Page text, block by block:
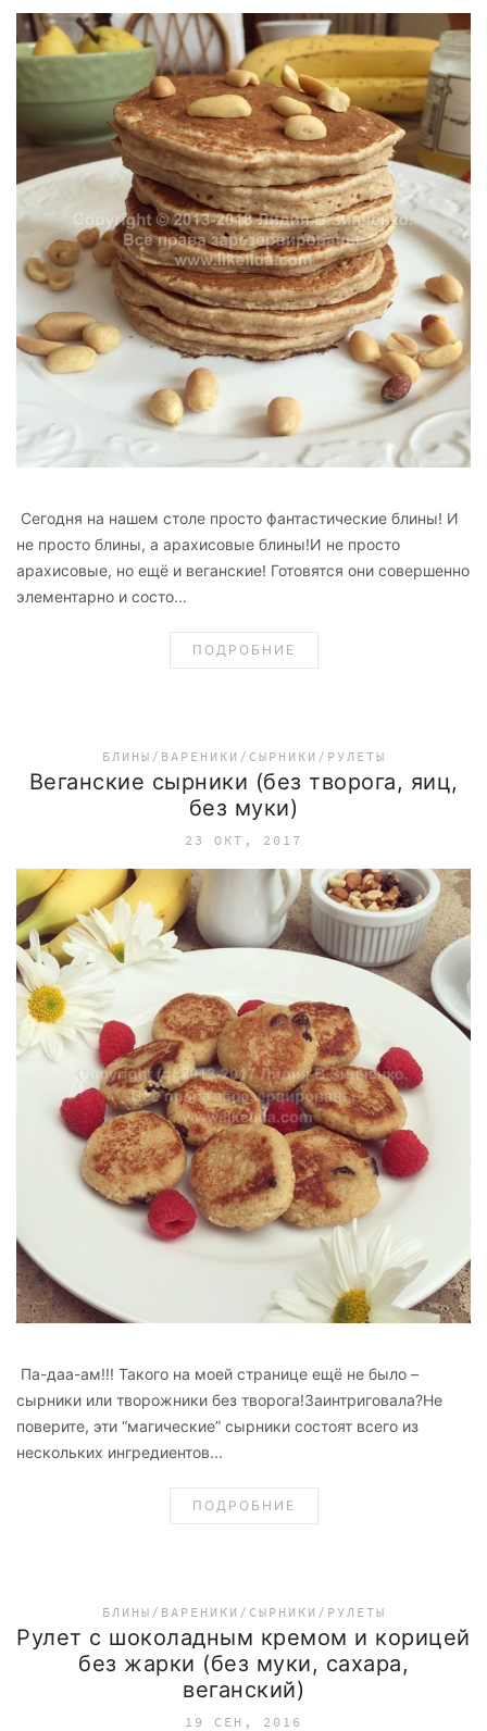
Сегодня на нашем столе просто фантастические блины! И
не просто блины, а арахисовые блины!И не просто
арахисовые, но ещё и веганские! Готовятся они совершенно
элементарно и состо...
ПОДРОБНИЕ
БЛИНЫ/ВАРЕНИКИ/СЫРНИКИ/РУЛЕТЫ
Веганские сырники (без творога, яиц,
без муки)
23 ОКТ, 2017
Па-даа-ам!!! Такого на моей странице ещё не было –
сырники или творожники без творога!Заинтриговала?Не
поверите, эти “магические” сырники состоят всего из
нескольких ингредиентов...
ПОДРОБНИЕ
БЛИНЫ/ВАРЕНИКИ/СЫРНИКИ/РУЛЕТЫ
Рулет с шоколадным кремом и корицей
без жарки (без муки, сахара,
веганский)
19 СЕН, 2016